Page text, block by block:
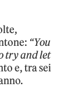
“You
try and let
e, tra sei